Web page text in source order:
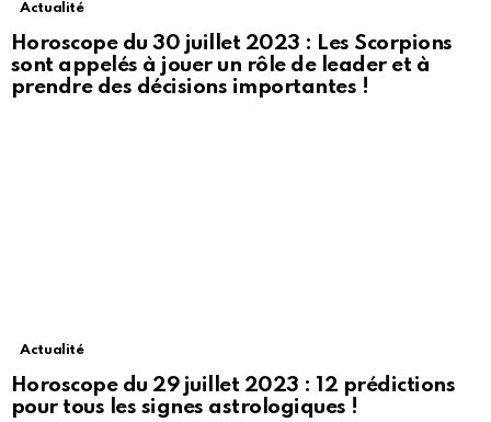
Actualité
Horoscope du 30 juillet 2023 : Les Scorpions
sont appelés à jouer un rôle de leader et à
prendre des décisions importantes !
Actualité
Horoscope du 29 juillet 2023 : 12 prédictions
pour tous les signes astrologiques !